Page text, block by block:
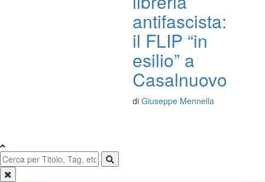
antifascista:
il FLIP “in
esilio” a
Casalnuovo
di Giuseppe Mennella